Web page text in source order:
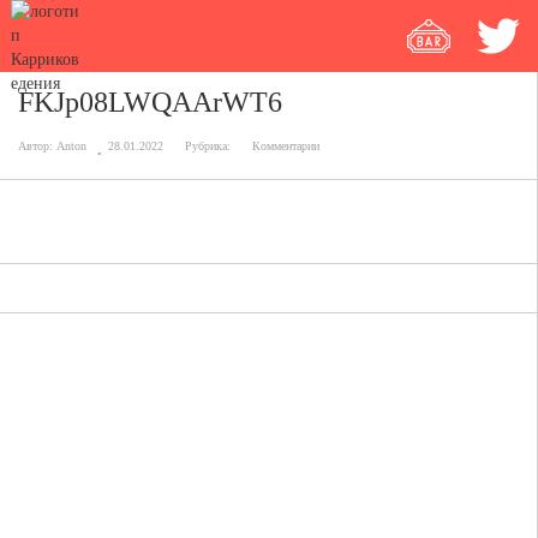
FKJp08LWQAArWT6
Автор: Anton 28.01.2022 Рубрика: Комментарии